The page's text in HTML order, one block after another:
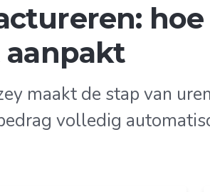
hoe
aanpakt
maakt de stap van
volledig